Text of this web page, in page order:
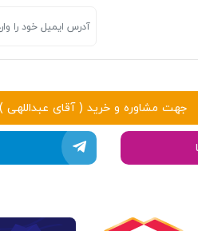
جهت مشاوره و خرید ( آقای عبداللهی )